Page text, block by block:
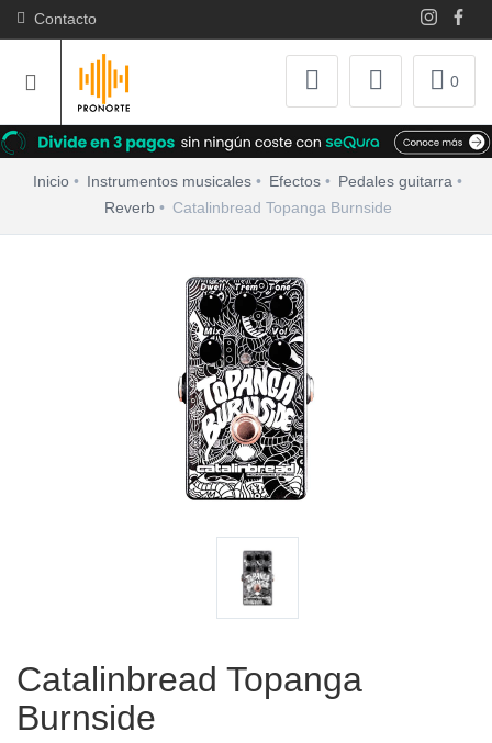
Contacto
0
Inicio Instrumentos musicales Efectos
Pedales guitarra
Reverb
Catalinbread Topanga Burnside
Catalinbread Topanga
Burnside